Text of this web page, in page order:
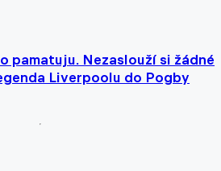
pamatuju. Nezaslouží si žádné
Liverpoolu do Pogby